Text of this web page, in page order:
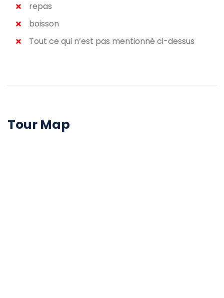
repas
boisson
Tout ce qui n’est pas mentionné ci-dessus
Tour Map